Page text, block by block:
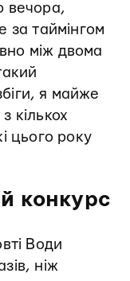
вечора,
за таймінгом
між двома
я майже
кількох
цього року
конкурс
Води
ніж